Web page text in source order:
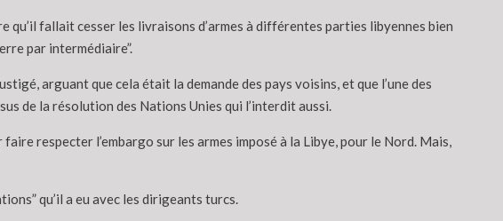
qu’il fallait cesser les livraisons d’armes à différentes parties libyennes bien
par intermédiaire”.
arguant que cela était la demande des pays voisins, et que l’une des
de la résolution des Nations Unies qui l’interdit aussi.
respecter l’embargo sur les armes imposé à la Libye, pour le Nord. Mais,
qu’il a eu avec les dirigeants turcs.